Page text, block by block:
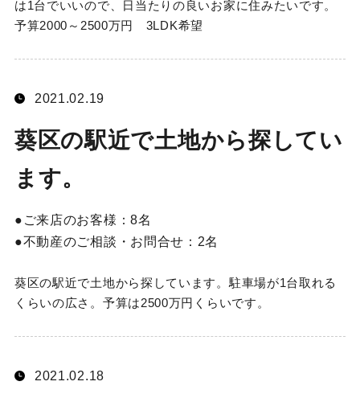
は1台でいいので、日当たりの良いお家に住みたいです。
予算2000～2500万円 3LDK希望
2021.02.19
葵区の駅近で土地から探してい
ます。
ご来店のお客様：8名
不動産のご相談・お問合せ： 2名
葵区の駅近で土地から探しています。駐車場が1台取れる
くらいの広さ。予算は2500万円くらいです。
2021.02.18